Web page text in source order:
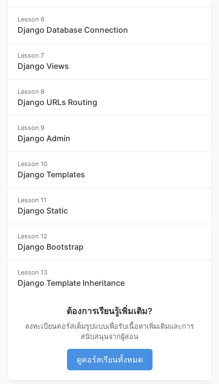
Lesson 6
Django Database Connection
Lesson 7
Django Views
Lesson 8
Django URLs Routing
Lesson 9
Django Admin
Lesson 10
Django Templates
Lesson 11
Django Static
Lesson 12
Django Bootstrap
Lesson 13
Django Template Inheritance
ต้องการเรียนรู้เพิ่มเติม?
ลงทะเบียนคอร์สเต็มรูปแบบเพื่อรับเนื้อหาเพิ่มเติมและการ
สนับสนุนจากผู้สอน
ดูคอร์สเรียนทั้งหมด